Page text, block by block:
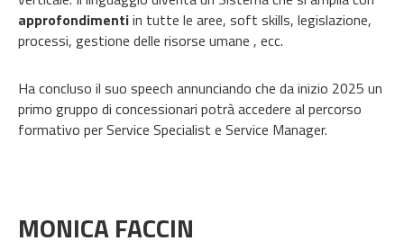
approfondimentiin tutte le aree, soft skills, legislazione,
processi, gestione delle risorse umane , ecc.
Ha concluso il suo speech annunciando che da inizio 2025 un
primo gruppo di concessionari potrà accedere al percorso
formativo per Service Specialist e Service Manager.
MONICA FACCIN